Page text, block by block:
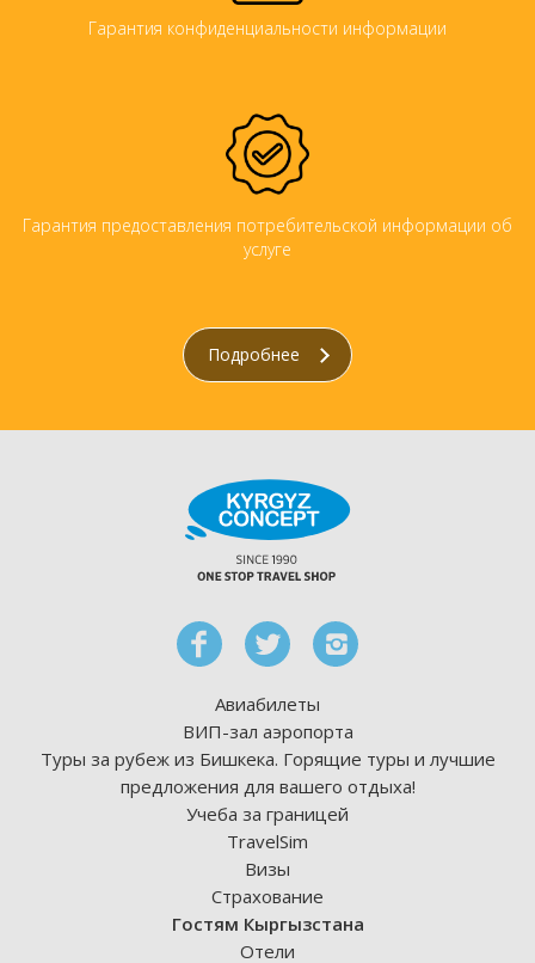
Гарантия конфиденциальности информации
Гарантия предоставления потребительской информации об
услуге
Подробнее
Авиабилеты
ВИП-зал аэропорта
Туры за рубеж из Бишкека. Горящие туры и лучшие
предложения для вашего отдыха!
Учеба за границей
TravelSim
Визы
Страхование
Гостям Кыргызстана
Отели